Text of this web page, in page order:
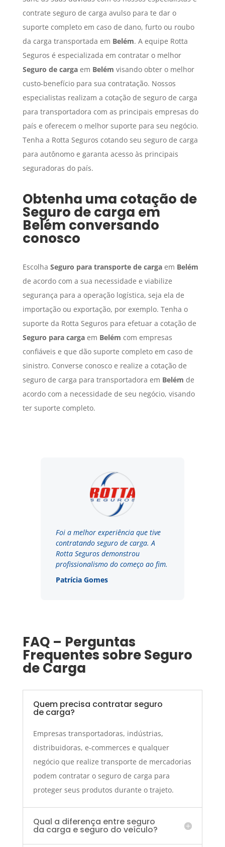
contrate seguro de carga avulso para te dar o
suporte completo em caso de dano, furto ou roubo
da carga transportada em Belém. A equipe Rotta
Seguros é especializada em contratar o melhor
Seguro de cargaem Belém visando obter o melhor
custo-benefício para sua contratação. Nossos
especialistas realizam a cotação de seguro de carga
para transportadora com as principais empresas do
país e oferecem o melhor suporte para seu negócio.
Tenha a Rotta Seguros cotando seu seguro de carga
para autônomo e garanta acesso às principais
seguradoras do país.
Obtenha uma cotação de
Seguro de carga em
Belém conversando
conosco
Escolha Seguro para transporte de cargaem Belém
de acordo com a sua necessidade e viabilize
segurança para a operação logística, seja ela de
importação ou exportação, por exemplo. Tenha o
suporte da Rotta Seguros para efetuar a cotação de
Seguro para cargaem Belém com empresas
confiáveis e que dão suporte completo em caso de
sinistro. Converse conosco e realize a cotação de
seguro de carga para transportadora em Belém de
acordo com a necessidade de seu negócio, visando
ter suporte completo.
Foi a melhor experiência que tive
contratando seguro de carga. A
Rotta Seguros demonstrou
profissionalismo do começo ao fim.
Patrícia Gomes
FAQ – Perguntas
Frequentes sobre Seguro
de Carga
Quem precisa contratar seguro
de carga?
Empresas transportadoras, indústrias,
distribuidoras, e-commerces e qualquer
negócio que realize transporte de mercadorias
podem contratar o seguro de carga para
proteger seus produtos durante o trajeto.
Qual a diferença entre seguro
da carga e seguro do veículo?